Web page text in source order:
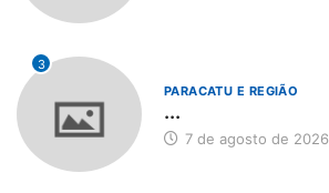
3
PARACATU E REGIÃO
...
7 de agosto de 2026